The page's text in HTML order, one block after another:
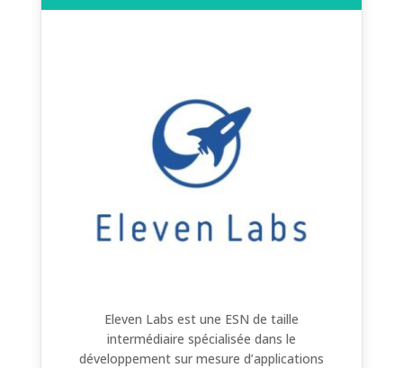
Eleven Labs est une ESN de taille
intermédiaire spécialisée dans le
développement sur mesure d’applications